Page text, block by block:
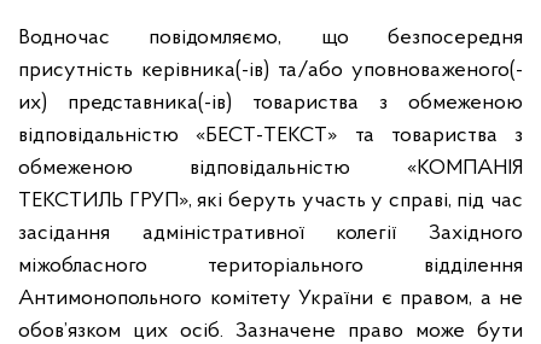
Водночас повідомляємо, що безпосередня
присутність керівника(-ів) та/або уповноваженого(-
их) представника(-ів) товариства з обмеженою
відповідальністю «БЕСТ-ТЕКСТ» та товариства з
обмеженою відповідальністю «КОМПАНІЯ
ТЕКСТИЛЬ ГРУП», які беруть участь у справі, під час
засідання адміністративної колегії Західного
міжобласного територіального відділення
Антимонопольного комітету України є правом, а не
обов’язком цих осіб. Зазначене право може бути